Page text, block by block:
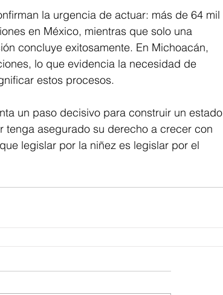
la urgencia de actuar: más de 64 mil
en México, mientras que solo una
concluye exitosamente. En Michoacán,
lo que evidencia la necesidad de
estos procesos.
un paso decisivo para construir un estado
tenga asegurado su derecho a crecer con
legislar por la niñez es legislar por el